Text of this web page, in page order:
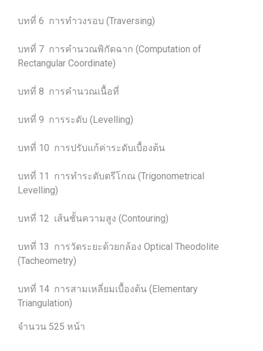
บทที่ 6 การทำวงรอบ (Traversing)
บทที่ 7 การคำนวณพิกัดฉาก (Computation of
Rectangular Coordinate)
บทที่ 8 การคำนวณเนื้อที่
บทที่ 9 การระดับ (Levelling)
บทที่ 10 การปรับแก้ค่าระดับเบื้องต้น
บทที่ 11 การทำระดับตรีโกณ (Trigonometrical
Levelling)
บทที่ 12 เส้นชั้นความสูง (Contouring)
บทที่ 13 การวัดระยะด้วยกล้อง Optical Theodolite
(Tacheometry)
บทที่ 14 การสามเหลี่ยมเบื้องต้น (Elementary
Triangulation)
จำนวน 525 หน้า